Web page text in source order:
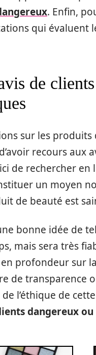
. Enfin,
qui évaluent
de
sur les produits
recours aux
de rechercher
un moyen
de beauté est
bonne idée de
mais sera très
profondeur sur
de transparence
l’éthique de
dangereux